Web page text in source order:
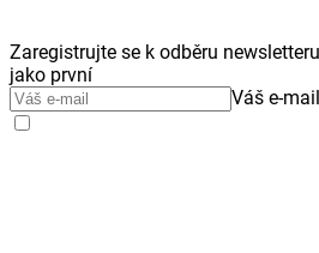
Zaregistrujte se k odběru
jako první
Váš e-mail